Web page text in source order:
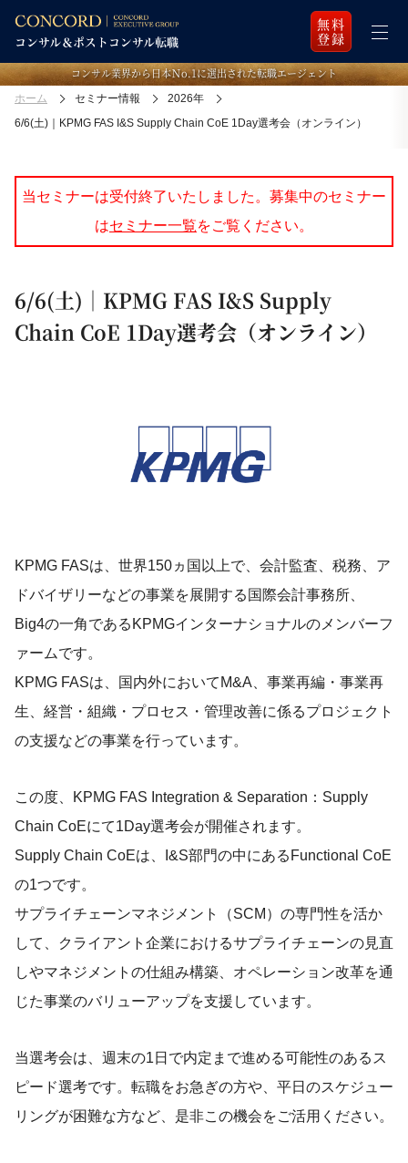
無料
登録
コンサル業界から日本Ｎo.1に選出された転職エージェント
ホーム セミナー情報
2026年
6/6(土)｜KPMG FAS I&S Supply Chain CoE 1Day選考会（オンライン）
当セミナーは受付終了いたしました。募集中のセミナー
はセミナー一覧をご覧ください。
6/6(土)｜KPMG FAS I&S Supply
Chain CoE 1Day選考会（オンライン）
KPMG FASは、世界150ヵ国以上で、会計監査、税務、ア
ドバイザリーなどの事業を展開する国際会計事務所、
Big4の一角であるKPMGインターナショナルのメンバーフ
ァームです。
KPMG FASは、国内外においてM&A、事業再編・事業再
生、経営・組織・プロセス・管理改善に係るプロジェクト
の支援などの事業を行っています。
この度、KPMG FAS Integration & Separation：Supply
Chain CoEにて1Day選考会が開催されます。
Supply Chain CoEは、I&S部門の中にあるFunctional CoE
の1つです。
サプライチェーンマネジメント（SCM）の専門性を活か
して、クライアント企業におけるサプライチェーンの見直
しやマネジメントの仕組み構築、オペレーション改革を通
じた事業のバリューアップを支援しています。
当選考会は、週末の1日で内定まで進める可能性のあるス
ピード選考です。転職をお急ぎの方や、平日のスケジュー
リングが困難な方など、是非この機会をご活用ください。